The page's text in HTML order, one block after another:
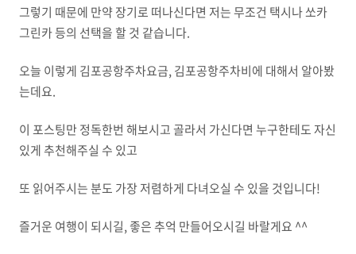
그렇기 때문에 만약 장기로 떠나신다면 저는 무조건 택시나 쏘카
그린카 등의 선택을 할 것 같습니다.
오늘 이렇게 김포공항주차요금, 김포공항주차비에 대해서 알아봤
는데요.
이 포스팅만 정독한번 해보시고 골라서 가신다면 누구한테도 자신
있게 추천해주실 수 있고
또 읽어주시는 분도 가장 저렴하게 다녀오실 수 있을 것입니다!
즐거운 여행이 되시길, 좋은 추억 만들어오시길 바랄게요 ^^